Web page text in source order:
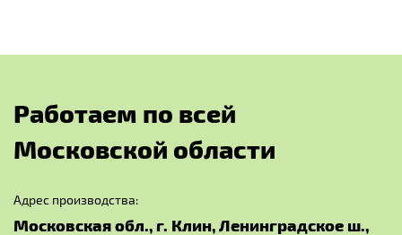
Работаем по всей
Московской области
Адрес производства:
Московская обл., г. Клин, Ленинградское ш.,